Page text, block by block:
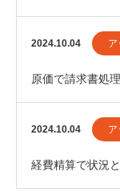
2024.10.04 ア
原価で請求書処
2024.10.04 ア
経費精算で状況